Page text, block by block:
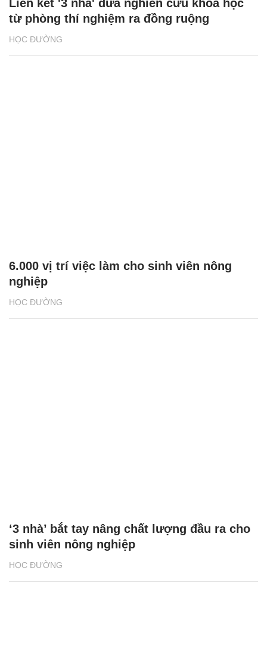
HỌC ĐƯỜNG
Liên kết '3 nhà' đưa nghiên cứu khoa học
từ phòng thí nghiệm ra đồng ruộng
HỌC ĐƯỜNG
6.000 vị trí việc làm cho sinh viên nông
nghiệp
HỌC ĐƯỜNG
‘3 nhà’ bắt tay nâng chất lượng đầu ra cho
sinh viên nông nghiệp